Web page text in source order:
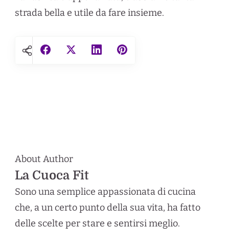
strada bella e utile da fare insieme.
About Author
La Cuoca Fit
Sono una semplice appassionata di cucina
che, a un certo punto della sua vita, ha fatto
delle scelte per stare e sentirsi meglio.